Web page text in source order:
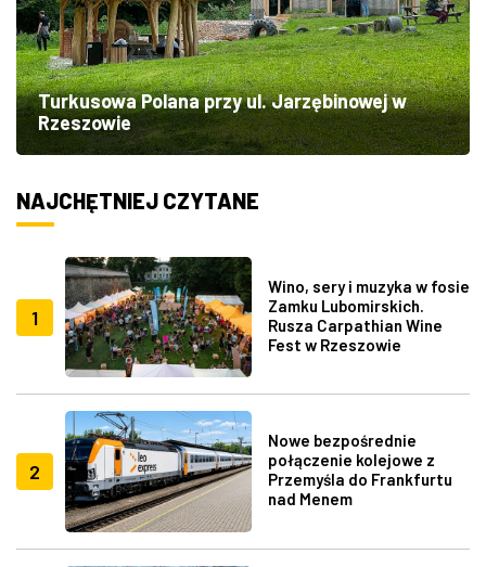
Turkusowa Polana przy ul. Jarzębinowej w
Rzeszowie
NAJCHĘTNIEJ CZYTANE
1
Wino, sery i muzyka w fosie
Zamku Lubomirskich.
Rusza Carpathian Wine
Fest w Rzeszowie
2
Nowe bezpośrednie
połączenie kolejowe z
Przemyśla do Frankfurtu
nad Menem